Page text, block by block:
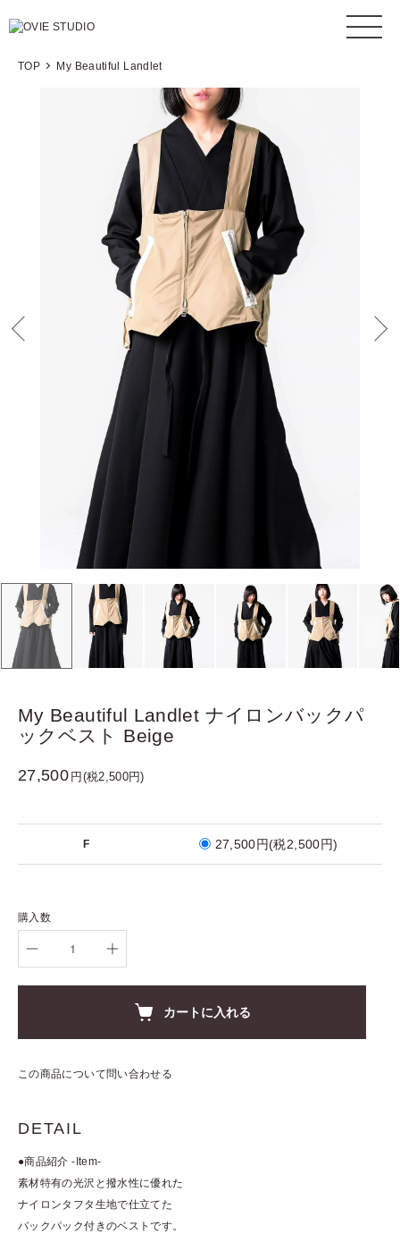
TOP My Beautiful Landlet
My Beautiful Landlet ナイロンバックパ
ックベスト Beige
27,500 円(税2,500円)
F 27,500円(税2,500円)
購入数
カートに入れる
この商品について問い合わせる
DETAIL
●商品紹介 -Item-
素材特有の光沢と撥水性に優れた
ナイロンタフタ生地で仕立てた
バックパック付きのベストです。